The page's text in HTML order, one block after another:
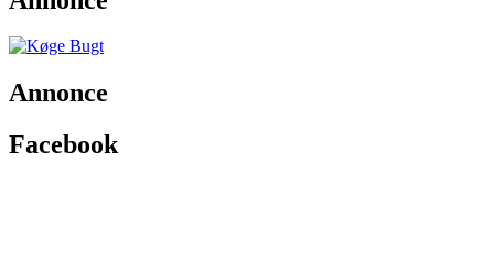
Annonce
Facebook